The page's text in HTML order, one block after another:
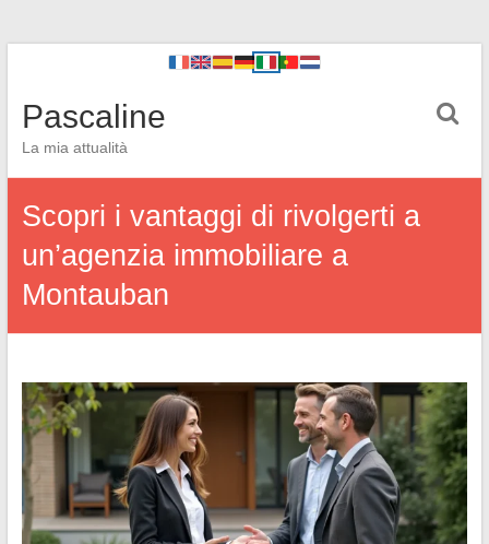
Pascaline
La mia attualità
Scopri i vantaggi di rivolgerti a
un’agenzia immobiliare a
Montauban